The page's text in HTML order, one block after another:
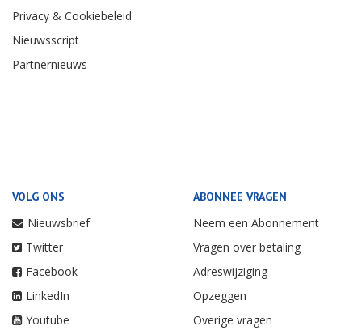
Privacy & Cookiebeleid
Nieuwsscript
Partnernieuws
VOLG ONS
Nieuwsbrief
Twitter
Facebook
LinkedIn
Youtube
ABONNEE VRAGEN
Neem een Abonnement
Vragen over betaling
Adreswijziging
Opzeggen
Overige vragen